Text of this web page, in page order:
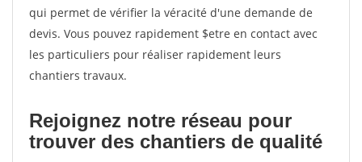
qui permet de vérifier la véracité d'une demande de
devis. Vous pouvez rapidement $etre en contact avec
les particuliers pour réaliser rapidement leurs
chantiers travaux.
Rejoignez notre réseau pour
trouver des chantiers de qualité